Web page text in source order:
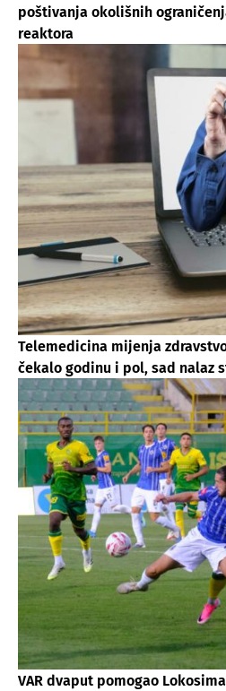
poštivanja okolišnih
reaktora
Telemedicina mijenja
čekalo godinu i pol, sad nalaz
VAR dvaput pomogao